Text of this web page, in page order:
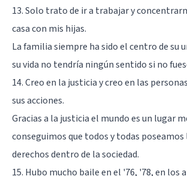
13. Solo trato de ir a trabajar y
casa con mis hijas.
La familia siempre ha sido el centro de su
su vida no tendría ningún sentido si no
14. Creo en la justicia y creo en las
sus acciones.
Gracias a la justicia el mundo es un lugar
conseguimos que todos y todas
derechos dentro de la sociedad.
15. Hubo mucho baile en el '76, '78, en los